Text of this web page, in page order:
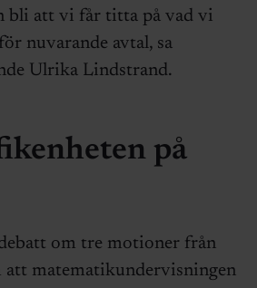
bli att vi får titta på vad vi
nuvarande avtal, sa
Ulrika Lindstrand.
på
om tre motioner från
att matematikundervisningen